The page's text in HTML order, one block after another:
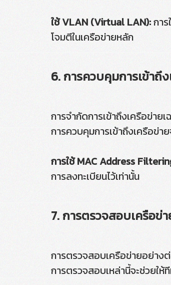
ใช้ VLAN (Virtual LAN):กา
โจมตีในเครือข่ายหลัก
6. การควบคุมการเข้าถึ
การจำกัดการเข้าถึงเครือข่า
การควบคุมการเข้าถึงเครือข่
การใช้ MAC Address
การลงทะเบียนไว้เท่านั้น
7. การตรวจสอบเครือ
การตรวจสอบเครือข่ายอย่าง
การตรวจสอบเหล่านี้จะช่วยใ